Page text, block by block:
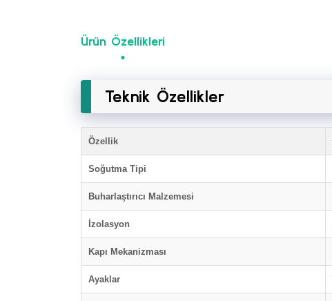
Ürün Özellikleri
Teknik Özellikler
Özellik
Soğutma Tipi
Buharlaştırıcı Malzemesi
İzolasyon
Kapı Mekanizması
Ayaklar